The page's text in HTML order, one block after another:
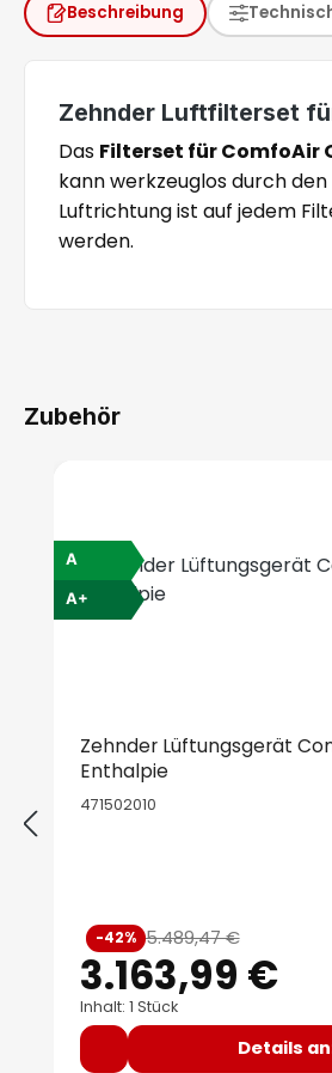
Beschreibung
Zehnder Luftfilterset
Das Filterset für ComfoAir
kann werkzeuglos durch
Luftrichtung ist auf jedem
werden.
Zubehör
A
A+
Zehnder Lüftungsgerät
Enthalpie
471502010
Verkaufspreis:
3.163,99 €
Regulärer
5.489,47 €
-42%
Inhalt: 1 Stück
Details